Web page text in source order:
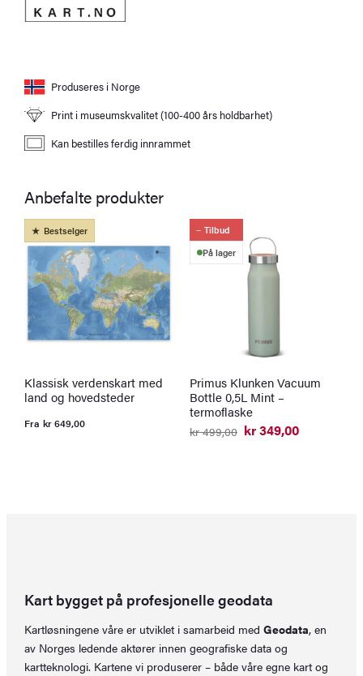
Produseres i Norge
Print i museumskvalitet (100-400 års holdbarhet)
Kan bestilles ferdig innrammet
Anbefalte produkter
Bestselger
Klassisk verdenskart med
land og hovedsteder
Fra kr649,00
Tilbud
På lager
Primus Klunken Vacuum
Bottle 0,5L Mint –
termoflaske
kr499,00
Opprinnelig
kr349,00
Nåværende
Kart bygget på profesjonelle geodata
Kartløsningene våre er utviklet i samarbeid medGeodata, en
av Norges ledende aktører innen geografiske data og
kartteknologi. Kartene vi produserer – både våre egne kart og